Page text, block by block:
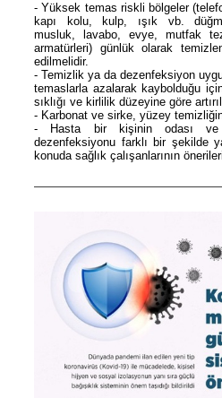
- Yüksek temas riskli bölgeler
kapı kolu, kulp, ışık vb.
musluk, lavabo, evye, mutfak
armatürleri) günlük olarak
edilmelidir.
- Temizlik ya da dezenfeksiyon
temaslarla azalarak kaybolduğu
sıklığı ve kirlilik düzeyine göre
- Karbonat ve sirke, yüzey
- Hasta bir kişinin odası ve
dezenfeksiyonu farklı bir şekilde
konuda sağlık çalışanlarının